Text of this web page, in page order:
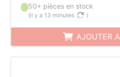
50+ pièces en stock
(il y a 13 minutes )
AJOUTER